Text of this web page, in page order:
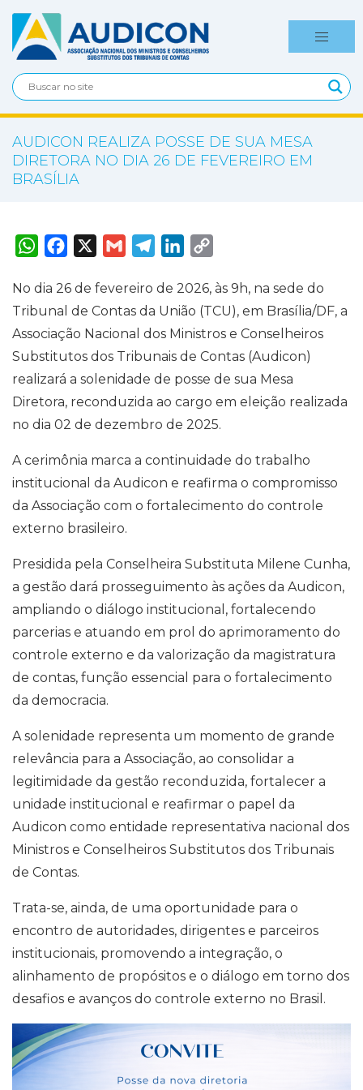
AUDICON REALIZA POSSE DE SUA MESA
DIRETORA NO DIA 26 DE FEVEREIRO EM
BRASÍLIA
W
h
t
s
A
p
p
F
a
e
b
o
o
k
X
G
m
l
T
e
e
g
r
a
m
L
k
e
d
I
n
y
L
i
n
k
No dia 26 de fevereiro de 2026, às 9h, na sede do
Tribunal de Contas da União (TCU), em Brasília/DF, a
Associação Nacional dos Ministros e Conselheiros
Substitutos dos Tribunais de Contas (Audicon)
realizará a solenidade de posse de sua Mesa
Diretora, reconduzida ao cargo em eleição realizada
no dia 02 de dezembro de 2025.
A cerimônia marca a continuidade do trabalho
institucional da Audicon e reafirma o compromisso
da Associação com o fortalecimento do controle
externo brasileiro.
Presidida pela Conselheira Substituta Milene Cunha,
a gestão dará prosseguimento às ações da Audicon,
ampliando o diálogo institucional, fortalecendo
parcerias e atuando em prol do aprimoramento do
controle externo e da valorização da magistratura
de contas, função essencial para o fortalecimento
da democracia.
A solenidade representa um momento de grande
relevância para a Associação, ao consolidar a
legitimidade da gestão reconduzida, fortalecer a
unidade institucional e reafirmar o papel da
Audicon como entidade representativa nacional dos
Ministros e Conselheiros Substitutos dos Tribunais
de Contas.
Trata-se, ainda, de uma oportunidade para o
encontro de autoridades, dirigentes e parceiros
institucionais, promovendo a integração, o
alinhamento de propósitos e o diálogo em torno dos
desafios e avanços do controle externo no Brasil.